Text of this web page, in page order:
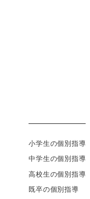
小学生の個別指導
中学生の個別指導
高校生の個別指導
既卒の個別指導